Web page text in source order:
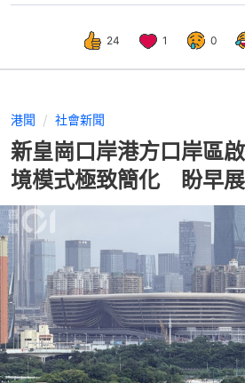
24 1 0
港聞 社會新聞
新皇崗口岸港方口岸區
境模式極致簡化 盼早